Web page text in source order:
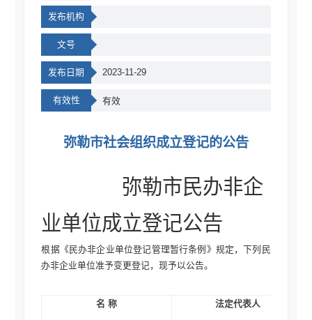
发布机构
文号
发布日期 2023-11-29
有效性 有效
弥勒市社会组织成立登记的公告
弥勒市民办非企
业单位成立登记公告
根据《民办非企业单位登记管理暂行条例》规定，下列民
办非企业单位准予变更登记，现予以公告。
名 称 法定代表人